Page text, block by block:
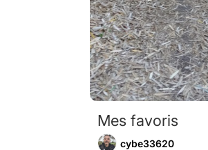
Mes favoris
cybe33620